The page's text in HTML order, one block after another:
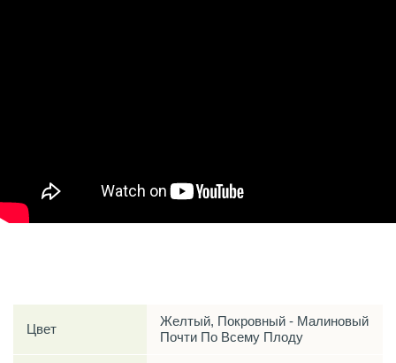
Цвет
Желтый, Покровный - Малиновый
Почти По Всему Плоду